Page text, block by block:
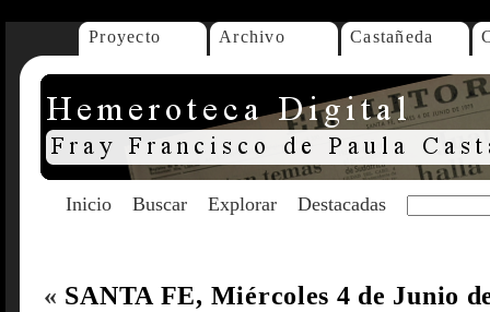
Proyecto Archivo Castañeda
Inicio Buscar Explorar Destacadas
« SANTA FE, Miércoles 4 de Junio